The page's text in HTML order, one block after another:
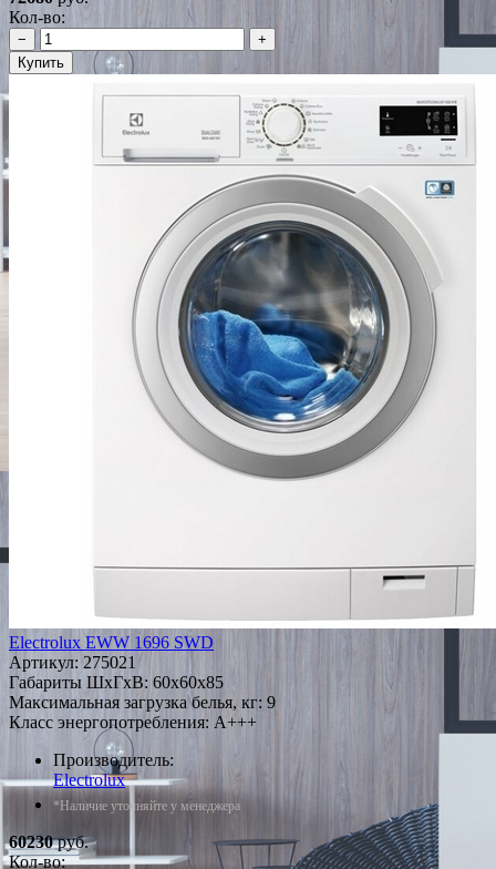
Кол-во:
−
+
Купить
Electrolux EWW 1696 SWD
Артикул: 275021
Габариты ШxГxВ: 60x60x85
Максимальная загрузка белья, кг: 9
Класс энергопотребления: A+++
Производитель:
Electrolux
*Наличие уточняйте у менеджера
60230руб.
Кол-во: